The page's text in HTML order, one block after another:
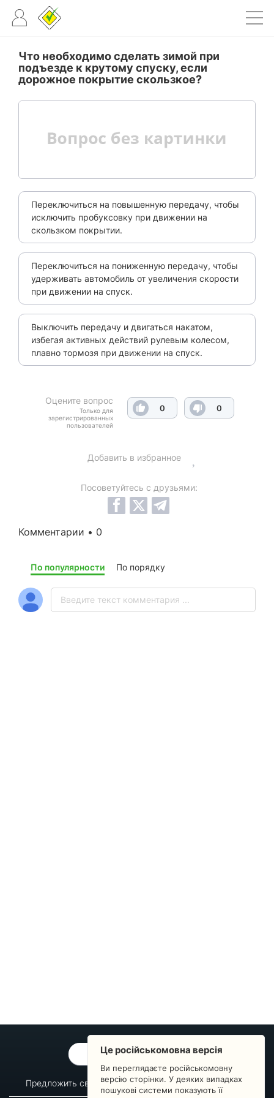
Что необходимо сделать зимой при
подъезде к крутому спуску, если
дорожное покрытие скользкое?
Переключиться на повышенную передачу, чтобы
исключить пробуксовку при движении на
скользком покрытии.
Переключиться на пониженную передачу, чтобы
удерживать автомобиль от увеличения скорости
при движении на спуск.
Выключить передачу и двигаться накатом,
избегая активных действий рулевым колесом,
плавно тормозя при движении на спуск.
Оцените вопрос
Только для
зарегистрированных
пользователей
0 0
Добавить в избранное
Посоветуйтесь с друзьями:
Комментарии • 0
По популярности По порядку
ОБРАТНАЯ СВЯЗЬ
Предложить свой вопрос Статистика изменений
Це російськомовна версія
Ви переглядаєте російськомовну
версію сторінки. У деяких випадках
пошукові системи показують її